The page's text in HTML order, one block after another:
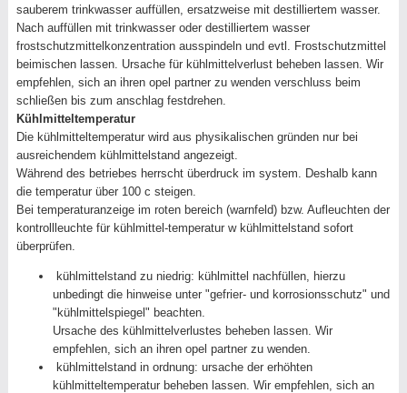
sauberem trinkwasser auffüllen, ersatzweise mit destilliertem wasser.
Nach auffüllen mit trinkwasser oder destilliertem wasser
frostschutzmittelkonzentration ausspindeln und evtl. Frostschutzmittel
beimischen lassen. Ursache für kühlmittelverlust beheben lassen. Wir
empfehlen, sich an ihren opel partner zu wenden verschluss beim
schließen bis zum anschlag festdrehen.
Kühlmitteltemperatur
Die kühlmitteltemperatur wird aus physikalischen gründen nur bei
ausreichendem kühlmittelstand angezeigt.
Während des betriebes herrscht überdruck im system. Deshalb kann
die temperatur über 100 c steigen.
Bei temperaturanzeige im roten bereich (warnfeld) bzw. Aufleuchten der
kontrollleuchte für kühlmittel-temperatur w kühlmittelstand sofort
überprüfen.
kühlmittelstand zu niedrig: kühlmittel nachfüllen, hierzu
unbedingt die hinweise unter "gefrier- und korrosionsschutz" und
"kühlmittelspiegel" beachten.
Ursache des kühlmittelverlustes beheben lassen. Wir
empfehlen, sich an ihren opel partner zu wenden.
kühlmittelstand in ordnung: ursache der erhöhten
kühlmitteltemperatur beheben lassen. Wir empfehlen, sich an